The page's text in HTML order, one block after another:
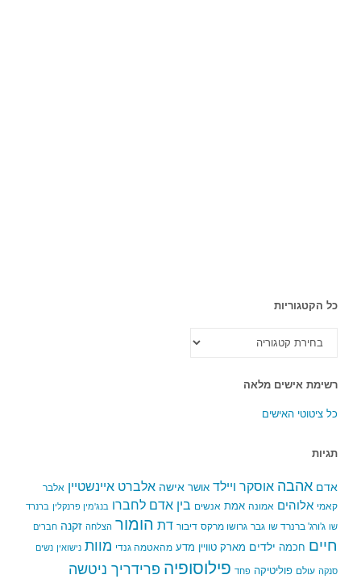
כל הקטגוריות
הקטגוריות
רשימת אישים מלאה
כל ציטוטי האישים
תגיות
אדם אהבה אוסקר ויילד אושר אישה אלברט איינשטיין אלבר
קאמי אלוהים אמונה אמת אנשים בין אדם לחברו בנג'מין פרנקלין ברנרד
שו ג'ורג' ברנרד שו גבר גרושו מרקס דיבור דת הומור הצלחה זקנה חברים
חיים חכמה ילדים מארק טוויין מדע מהאטמה גנדי מוות נישואין נשים
סנקה עולם פוליטיקה פחד פילוסופיה פרידריך ניטשה